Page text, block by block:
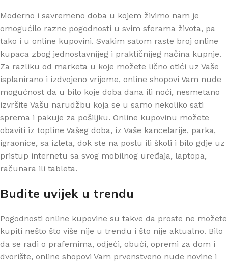
Moderno i savremeno doba u kojem živimo nam je
omogućilo razne pogodnosti u svim sferama života, pa
tako i u online kupovini. Svakim satom raste broj online
kupaca zbog jednostavnijeg i praktičnijeg načina kupnje.
Za razliku od marketa u koje možete lično otići uz Vaše
isplanirano i izdvojeno vrijeme, online shopovi Vam nude
mogućnost da u bilo koje doba dana ili noći, nesmetano
izvršite Vašu narudžbu koja se u samo nekoliko sati
sprema i pakuje za pošiljku. Online kupovinu možete
obaviti iz topline Vašeg doba, iz Vaše kancelarije, parka,
igraonice, sa izleta, dok ste na poslu ili školi i bilo gdje uz
pristup internetu sa svog mobilnog uređaja, laptopa,
računara ili tableta.
Budite uvijek u trendu
Pogodnosti online kupovine su takve da proste ne možete
kupiti nešto što više nije u trendu i što nije aktualno. Bilo
da se radi o prafemima, odjeći, obući, opremi za dom i
dvorište, online shopovi Vam prvenstveno nude novine i